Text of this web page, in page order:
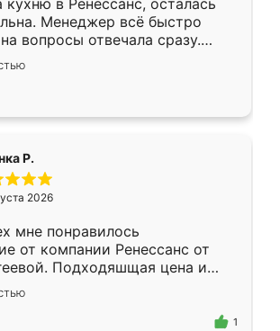
кухню в Ренессанс, осталась
Менеджер всё быстро
вопросы отвечала сразу.
в субботу, подошёл к
ответственностью. Собрали
работали аккуратно, даже
Р.
2026
мне понравилось
от компании Ренессанс от
Подходяшщая цена и
изготовления. Приехавший
сотрудник Владислав
моему эскизу самый
1